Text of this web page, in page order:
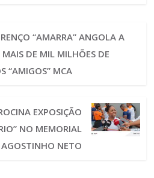
“AMARRA” ANGOLA A
DE MIL MILHÕES DE
“AMIGOS” MCA
EXPOSIÇÃO
NO MEMORIAL
NETO